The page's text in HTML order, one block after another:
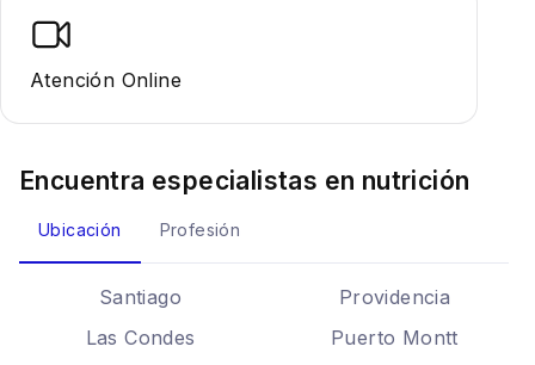
Atención Online
Encuentra especialistas en nutrición
Ubicación Profesión
Santiago
Providencia
Las Condes
Puerto Montt